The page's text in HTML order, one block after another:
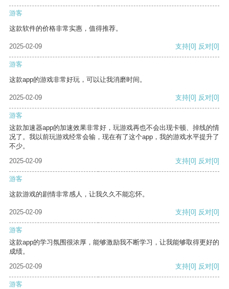
游客
这款软件的价格非常实惠，值得推荐。
2025-02-09 支持[0] 反对[0]
游客
这款app的游戏非常好玩，可以让我消磨时间。
2025-02-09 支持[0] 反对[0]
游客
这款加速器app的加速效果非常好，玩游戏再也不会出现卡顿、掉线的情
况了。我以前玩游戏经常会输，现在有了这个app，我的游戏水平提升了
不少。
2025-02-09
支持[0] 反对[0]
游客
这款游戏的剧情非常感人，让我久久不能忘怀。
2025-02-09 支持[0] 反对[0]
游客
这款app的学习氛围很浓厚，能够激励我不断学习，让我能够取得更好的
成绩。
2025-02-09
支持[0] 反对[0]
游客